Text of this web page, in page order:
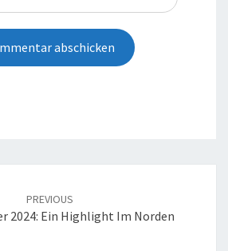
PREVIOUS
2024: Ein Highlight Im Norden